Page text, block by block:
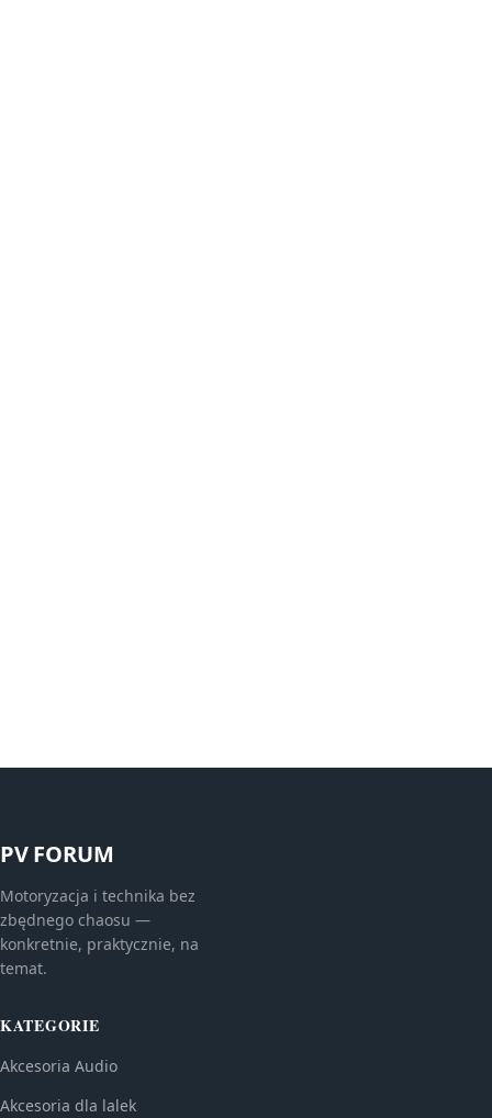
PV FORUM
Motoryzacja i technika bez
zbędnego chaosu —
konkretnie, praktycznie, na
temat.
KATEGORIE
Akcesoria Audio
Akcesoria dla lalek